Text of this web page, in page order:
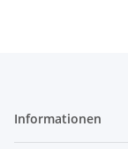
Informationen